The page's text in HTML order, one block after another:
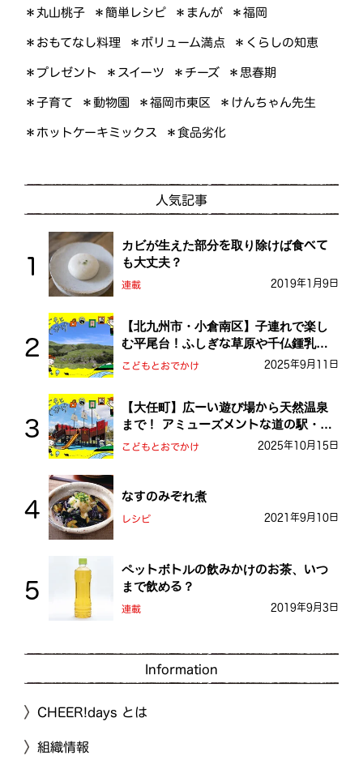
＊丸山桃子 ＊簡単レシピ ＊まんが ＊福岡
＊おもてなし料理 ＊ボリューム満点 ＊くらしの知恵
＊プレゼント ＊スイーツ ＊チーズ ＊思春期
＊子育て ＊動物園 ＊福岡市東区 ＊けんちゃん先生
＊ホットケーキミックス ＊食品劣化
人気記事
カビが生えた部分を取り除けば食べて
も大丈夫？
連載 2019年1月9日
【北九州市・小倉南区】子連れで楽し
む平尾台！ふしぎな草原や千仏鍾乳洞
を探検しよう！
こどもとおでかけ 2025年9月11日
【大任町】広ーい遊び場から天然温泉
まで！ アミューズメントな道の駅・お
おとう桜街道
こどもとおでかけ 2025年10月15日
なすのみぞれ煮
レシピ 2021年9月10日
ペットボトルの飲みかけのお茶、いつ
まで飲める？
連載 2019年9月3日
Information
CHEER!days とは
組織情報